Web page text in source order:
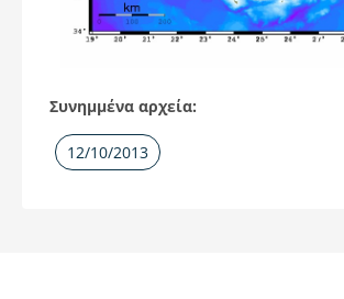
Συνημμένα αρχεία:
12/10/2013